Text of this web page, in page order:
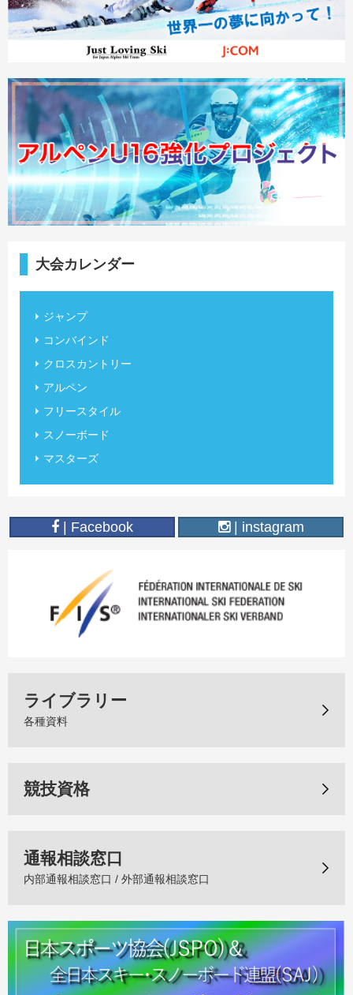
大会カレンダー
ジャンプ
コンバインド
クロスカントリー
アルペン
フリースタイル
スノーボード
マスターズ
| Facebook | instagram
ライブラリー
各種資料
競技資格
通報相談窓口
内部通報相談窓口 / 外部通報相談窓口